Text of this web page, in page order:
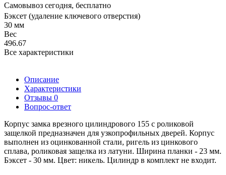
Самовывоз сегодня, бесплатно
Бэксет (удаление ключевого отверстия)
30 мм
Вес
496.67
Все характеристики
Описание
Характеристики
Отзывы 0
Вопрос-ответ
Корпус замка врезного цилиндрового 155 с роликовой
защелкой предназначен для узкопрофильных дверей. Корпус
выполнен из оцинкованной стали, ригель из цинкового
сплава, роликовая защелка из латуни. Ширина планки - 23 мм.
Бэксет - 30 мм. Цвет: никель. Цилиндр в комплект не входит.